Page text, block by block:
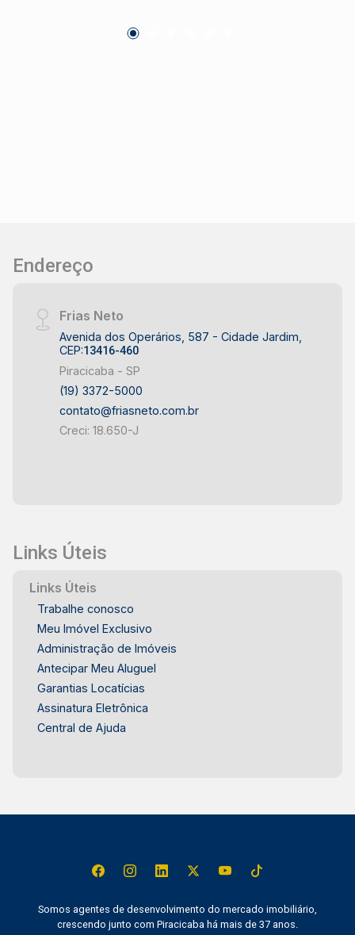
Endereço
Frias Neto
Avenida dos Operários, 587 - Cidade Jardim,
CEP:13416-460
Piracicaba - SP
(19) 3372-5000
contato@friasneto.com.br
Creci: 18.650-J
Links Úteis
Links Úteis
Trabalhe conosco
Meu Imóvel Exclusivo
Administração de Imóveis
Antecipar Meu Aluguel
Garantias Locatícias
Assinatura Eletrônica
Central de Ajuda
Somos agentes de desenvolvimento do mercado imobiliário,
crescendo junto com Piracicaba há mais de 37 anos.